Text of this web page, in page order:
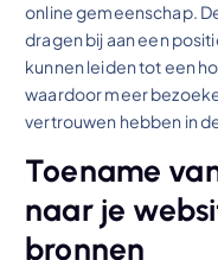
online gemeenschap.
dragen bij aan een
kunnen leiden tot een
waardoor meer
vertrouwen hebben in
Toename
naar je
bronnen